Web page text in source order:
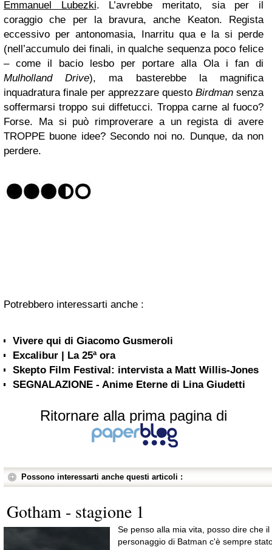
Emmanuel Lubezki. L’avrebbe meritato, sia per il
coraggio che per la bravura, anche Keaton. Regista
eccessivo per antonomasia, Inarritu qua e la si perde
(nell’accumulo dei finali, in qualche sequenza poco felice
– come il bacio lesbo per portare alla Ola i fan di
Mulholland Drive), ma basterebbe la magnifica
inquadratura finale per apprezzare questo Birdman senza
soffermarsi troppo sui diffetucci. Troppa carne al fuoco?
Forse. Ma si può rimproverare a un regista di avere
TROPPE buone idee? Secondo noi no. Dunque, da non
perdere.
Potrebbero interessarti anche :
Vivere qui di Giacomo Gusmeroli
Excalibur | La 25ª ora
Skepto Film Festival: intervista a Matt Willis-Jones
SEGNALAZIONE - Anime Eterne di Lina Giudetti
Ritornare alla prima pagina di
Possono interessarti anche questi articoli :
Gotham - stagione 1
Se penso alla mia vita, posso dire che il
personaggio di Batman c'è sempre